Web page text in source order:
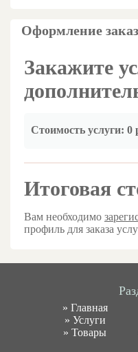
Оформление
Закажите
Стоимость услуги: 0
Итоговая
Вам необходимо
профиль для заказа
» Главная
» Услуги
»Товары